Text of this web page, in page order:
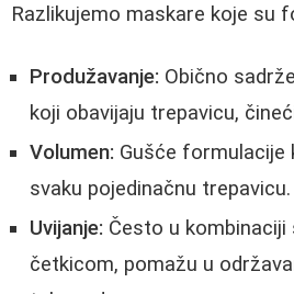
Razlikujemo maskare koje su
Produžavanje: Obično
koji obavijaju trepavicu,
Volumen: Gušće formulacije
svaku pojedinačnu trepavicu.
Uvijanje: Često u kombinaciji
četkicom, pomažu u